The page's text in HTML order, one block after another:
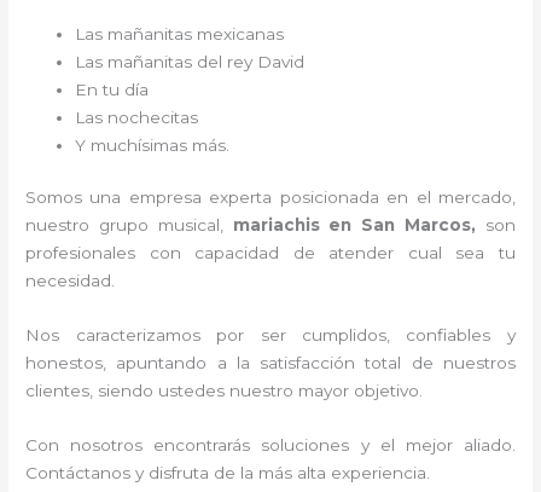
Las mañanitas mexicanas
Las mañanitas del rey David
En tu día
Las nochecitas
Y muchísimas más.
Somos una empresa experta posicionada en el mercado,
nuestro grupo musical, mariachis en San Marcos, son
profesionales con capacidad de atender cual sea tu
necesidad.
Nos caracterizamos por ser cumplidos, confiables y
honestos, apuntando a la satisfacción total de nuestros
clientes, siendo ustedes nuestro mayor objetivo.
Con nosotros encontrarás soluciones y el mejor aliado.
Contáctanos y disfruta de la más alta experiencia.